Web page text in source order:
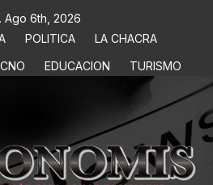
Ago 6th, 2026
POLITICA
LA CHACRA
EDUCACION TURISMO